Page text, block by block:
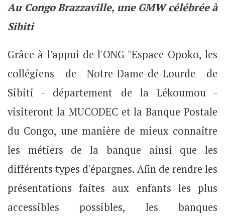
Au Congo Brazzaville, une GMW célébrée à
Sibiti
Grâce à l'appui de l'ONG "Espace Opoko, les
collégiens de Notre-Dame-de-Lourde de
Sibiti - département de la Lékoumou -
visiteront la MUCODEC et la Banque Postale
du Congo, une manière de mieux connaître
les métiers de la banque ainsi que les
différents types d'épargnes. Afin de rendre les
présentations faites aux enfants les plus
accessibles possibles, les banques